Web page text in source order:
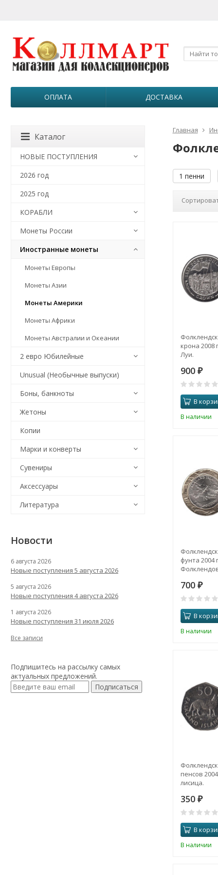
ОПЛАТА ДОСТАВКА
Главная
1 пенни
крона 2008
Луи.
900 ₽
В
В наличии
фунта 2004
700 ₽
В
В наличии
пенсов
лисица.
350 ₽
В
В наличии
Каталог
НОВЫЕ ПОСТУПЛЕНИЯ
2026 год
2025 год
КОРАБЛИ
Монеты России
Иностранные монеты
Монеты Европы
Монеты Азии
Монеты Америки
Монеты Африки
Монеты Австралии и Океании
2 евро Юбилейные
Unusual (Необычные выпуски)
Боны, банкноты
Жетоны
Копии
Марки и конверты
Сувениры
Аксессуары
Литература
Новости
6 августа 2026
Новые поступления 5 августа 2026
5 августа 2026
Новые поступления 4 августа 2026
1 августа 2026
Новые поступления 31 июля 2026
Все записи
Подпишитесь на рассылку самых
актуальных предложений.
Подписаться